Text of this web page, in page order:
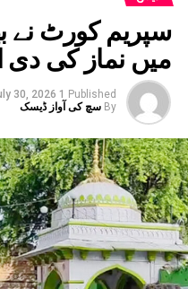
یہاں بھی ہائی الرٹ جاری
متاثر ہیں۔ یوپی ،
انتظامیہ الرٹ ہے۔
سپریم کورٹ نے
میں نماز کی دی
Published
1 week ago
30, 2026
By سچ کی آواز ڈیسک